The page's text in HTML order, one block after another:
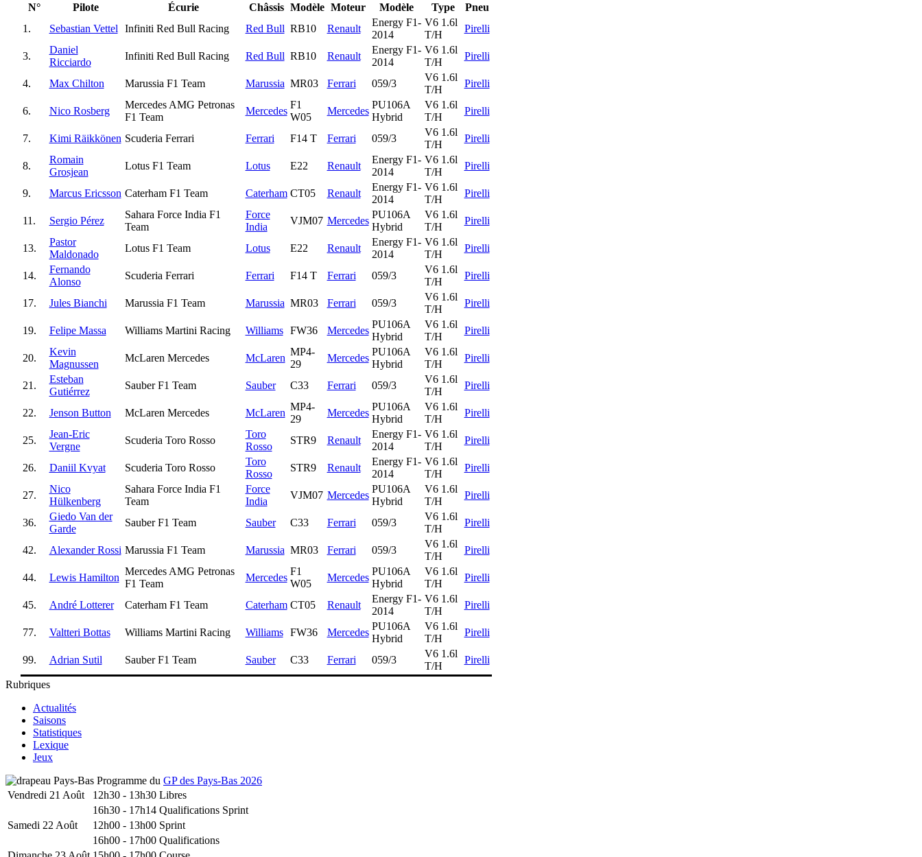
N° Pilote Écurie Châssis Modèle Moteur Modèle Type
Pneu
1.
Sebastian Vettel Infiniti Red Bull Racing Red Bull RB10 Renault
Energy F1-
2014
V6 1.6l
T/H
Pirelli
3.
Daniel
Ricciardo
Infiniti Red Bull Racing Red Bull RB10 Renault
Energy F1-
2014
V6 1.6l
T/H
Pirelli
4. Max Chilton Marussia F1 Team Marussia MR03 Ferrari 059/3
V6 1.6l
T/H
Pirelli
6. Nico Rosberg
Mercedes AMG Petronas
F1 Team
Mercedes
F1
W05
Mercedes
PU106A
Hybrid
V6 1.6l
T/H
Pirelli
7. Kimi Räikkönen Scuderia Ferrari Ferrari F14 T Ferrari 059/3
V6 1.6l
T/H
Pirelli
8.
Romain
Grosjean
Lotus F1 Team Lotus E22 Renault
Energy F1-
2014
V6 1.6l
T/H
Pirelli
9. Marcus Ericsson Caterham F1 Team Caterham CT05 Renault
Energy F1-
2014
V6 1.6l
T/H
Pirelli
11. Sergio Pérez
Sahara Force India F1
Team
Force
India
VJM07 Mercedes
PU106A
Hybrid
V6 1.6l
T/H
Pirelli
13.
Pastor
Maldonado
Lotus F1 Team Lotus E22 Renault
Energy F1-
2014
V6 1.6l
T/H
Pirelli
14.
Fernando
Alonso
Scuderia Ferrari Ferrari F14 T Ferrari 059/3
V6 1.6l
T/H
Pirelli
17. Jules Bianchi Marussia F1 Team Marussia MR03 Ferrari 059/3
V6 1.6l
T/H
Pirelli
19. Felipe Massa Williams Martini Racing Williams FW36 Mercedes
PU106A
Hybrid
V6 1.6l
T/H
Pirelli
20.
Kevin
Magnussen
McLaren Mercedes McLaren
MP4-
29
Mercedes
PU106A
Hybrid
V6 1.6l
T/H
Pirelli
21.
Esteban
Gutiérrez
Sauber F1 Team Sauber C33 Ferrari 059/3
V6 1.6l
T/H
Pirelli
22. Jenson Button McLaren Mercedes McLaren
MP4-
29
Mercedes
PU106A
Hybrid
V6 1.6l
T/H
Pirelli
25.
Jean-Eric
Vergne
Scuderia Toro Rosso
Toro
Rosso
STR9 Renault
Energy F1-
2014
V6 1.6l
T/H
Pirelli
26. Daniil Kvyat Scuderia Toro Rosso
Toro
Rosso
STR9 Renault
Energy F1-
2014
V6 1.6l
T/H
Pirelli
27.
Nico
Hülkenberg
Sahara Force India F1
Team
Force
India
VJM07 Mercedes
PU106A
Hybrid
V6 1.6l
T/H
Pirelli
36.
Giedo Van der
Garde
Sauber F1 Team Sauber C33 Ferrari 059/3
V6 1.6l
T/H
Pirelli
42. Alexander Rossi Marussia F1 Team Marussia MR03 Ferrari 059/3
V6 1.6l
T/H
Pirelli
44. Lewis Hamilton
Mercedes AMG Petronas
F1 Team
Mercedes
F1
W05
Mercedes
PU106A
Hybrid
V6 1.6l
T/H
Pirelli
45. André Lotterer Caterham F1 Team Caterham CT05 Renault
Energy F1-
2014
V6 1.6l
T/H
Pirelli
77. Valtteri Bottas Williams Martini Racing Williams FW36 Mercedes
PU106A
Hybrid
V6 1.6l
T/H
Pirelli
99. Adrian Sutil Sauber F1 Team Sauber C33 Ferrari 059/3
V6 1.6l
T/H
Pirelli
Rubriques
Actualités
Saisons
Statistiques
Lexique
Jeux
Programme du GP des Pays-Bas 2026
Vendredi 21 Août
12h30 - 13h30 Libres
16h30 - 17h14 Qualifications Sprint
Samedi 22 Août
12h00 - 13h00 Sprint
16h00 - 17h00 Qualifications